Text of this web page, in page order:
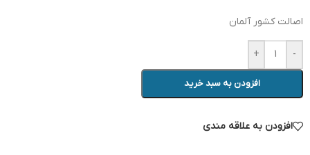
اصالت کشور آلمان
-
+
افزودن به سبد خرید
افزودن به علاقه مندی